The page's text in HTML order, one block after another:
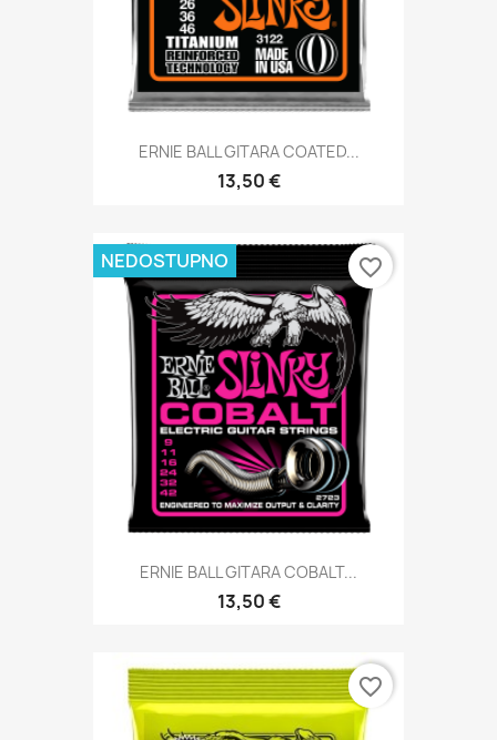
ERNIE BALL GITARA COATED...
13,50 €
ERNIE BALL GITARA COBALT...
13,50 €
NEDOSTUPNO favorite_border
favorite_border